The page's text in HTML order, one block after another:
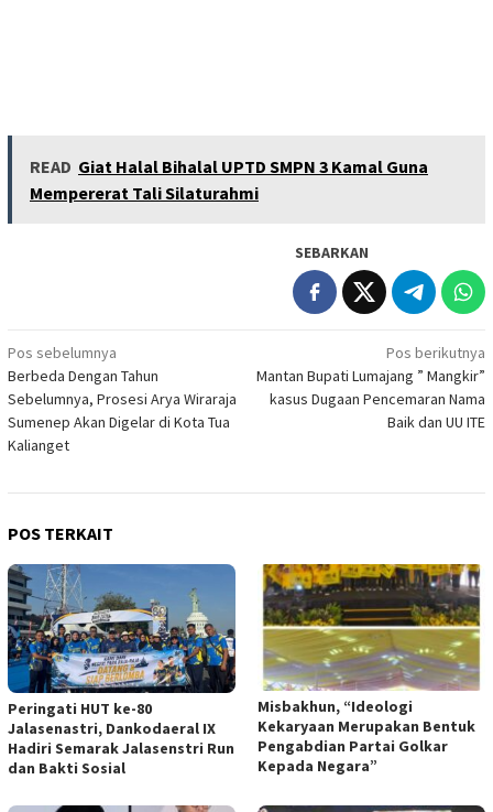
READ Giat Halal Bihalal UPTD SMPN 3 Kamal Guna
Mempererat Tali Silaturahmi
SEBARKAN
Navigasi
pos
Pos sebelumnya
Berbeda Dengan Tahun
Sebelumnya, Prosesi Arya Wiraraja
Sumenep Akan Digelar di Kota Tua
Kalianget
Pos berikutnya
Mantan Bupati Lumajang ” Mangkir”
kasus Dugaan Pencemaran Nama
Baik dan UU ITE
POS TERKAIT
Peringati HUT ke-80
Jalasenastri, Dankodaeral IX
Hadiri Semarak Jalasenstri Run
dan Bakti Sosial
Misbakhun, “Ideologi
Kekaryaan Merupakan Bentuk
Pengabdian Partai Golkar
Kepada Negara”